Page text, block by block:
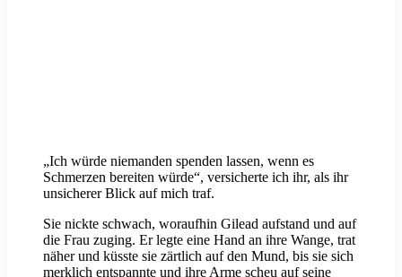
„Ich würde niemanden spenden lassen, wenn es
Schmerzen bereiten würde“, versicherte ich ihr, als ihr
unsicherer Blick auf mich traf.
Sie nickte schwach, woraufhin Gilead aufstand und auf
die Frau zuging. Er legte eine Hand an ihre Wange, trat
näher und küsste sie zärtlich auf den Mund, bis sie sich
merklich entspannte und ihre Arme scheu auf seine